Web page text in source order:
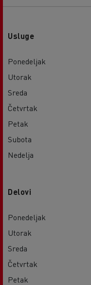
Usluge
Ponedeljak
Utorak
Sreda
Četvrtak
Petak
Subota
Nedelja
Delovi
Ponedeljak
Utorak
Sreda
Četvrtak
Petak